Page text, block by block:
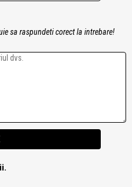
sa raspundeti corect la intrebare!